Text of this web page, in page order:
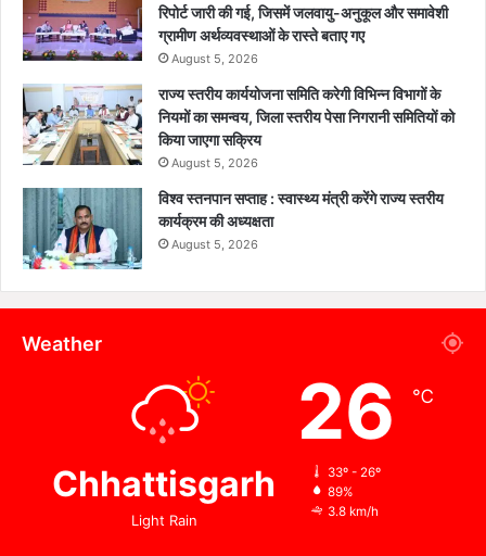
रिपोर्ट जारी की गई, जिसमें जलवायु-अनुकूल और समावेशी
ग्रामीण अर्थव्यवस्थाओं के रास्ते बताए गए
August 5, 2026
राज्य स्तरीय कार्ययोजना समिति करेगी विभिन्न विभागों के
नियमों का समन्वय, जिला स्तरीय पेसा निगरानी समितियों को
किया जाएगा सक्रिय
August 5, 2026
विश्व स्तनपान सप्ताह : स्वास्थ्य मंत्री करेंगे राज्य स्तरीय
कार्यक्रम की अध्यक्षता
August 5, 2026
Weather
Chhattisgarh
Light Rain
26 ℃
33º - 26º
89%
3.8 km/h